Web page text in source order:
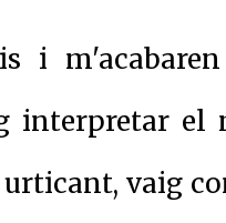
i
interpretar
vaig